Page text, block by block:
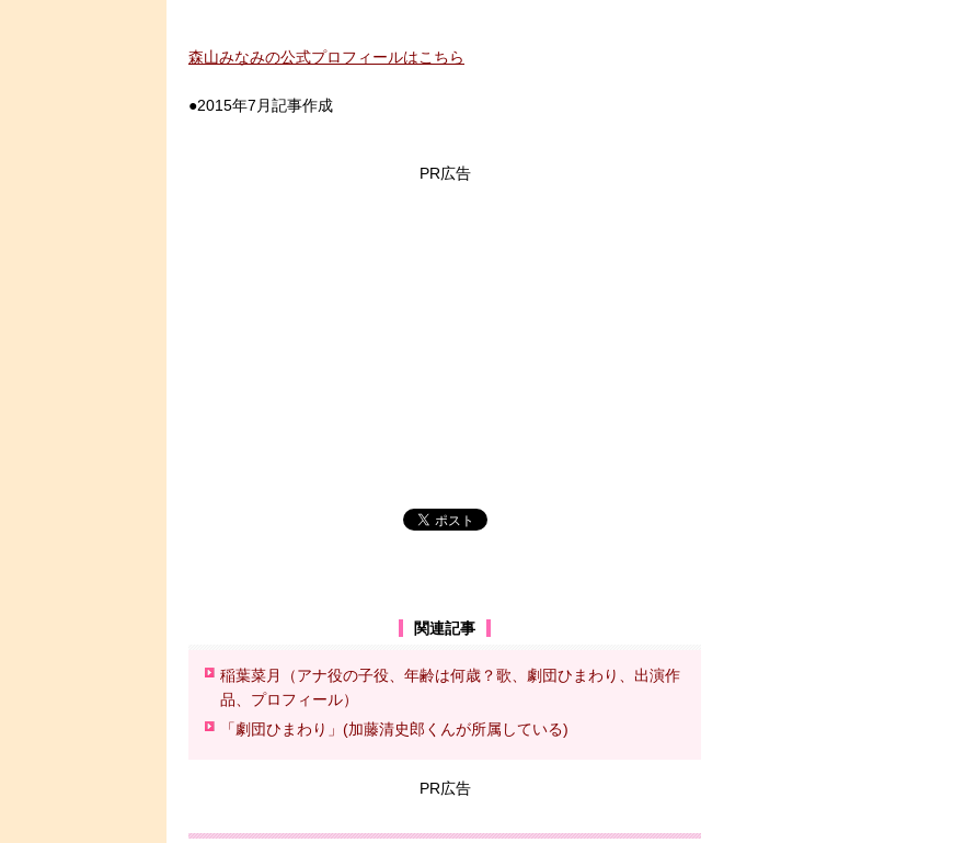
森山みなみの公式プロフィールはこちら
●2015年7月記事作成
PR広告
関連記事
稲葉菜月（アナ役の子役、年齢は何歳？歌、劇団ひまわり、出演作
品、プロフィール）
「劇団ひまわり」(加藤清史郎くんが所属している)
PR広告